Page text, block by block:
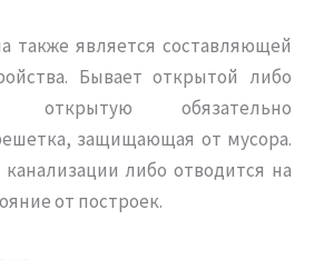
также является составляющей
Бывает открытой либо
обязательно
защищающая от мусора.
либо отводится на
от построек.